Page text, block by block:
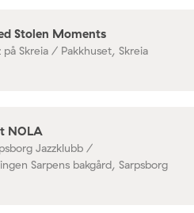
Stolen Moments
på Skreia / Pakkhuset, Skreia
NOLA
Jazzklubb /
Sarpens bakgård, Sarpsborg